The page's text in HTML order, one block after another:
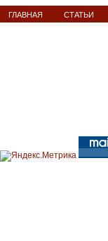
ГЛАВНАЯ СТАТЬИ